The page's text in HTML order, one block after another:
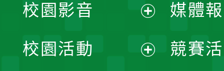
媒體
競賽
校園影音
開
校園活動